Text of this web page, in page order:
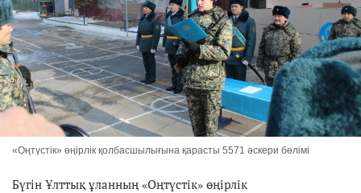
«Оңтүстік» өңірлік қолбасшылығына қарасты 5571 әскери бөлімі
Бүгін Ұлттық ұланның «Оңтүстік» өңірлік